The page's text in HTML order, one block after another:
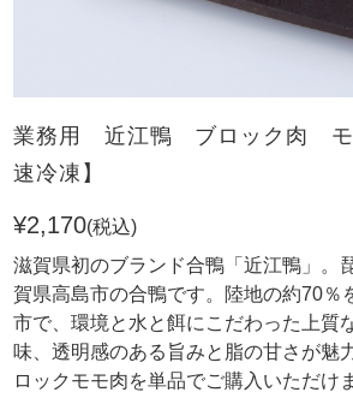
業務用 近江鴨 ブロック肉
速冷凍】
¥2,170(税込)
滋賀県初のブランド合鴨「近江鴨」。
賀県高島市の合鴨です。陸地の約70％
市で、環境と水と餌にこだわった上質
味、透明感のある旨みと脂の甘さが魅
ロックモモ肉を単品でご購入いただけ